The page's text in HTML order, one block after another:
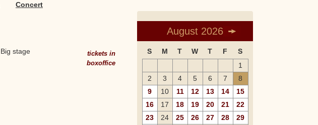
Concert
Big stage
tickets in
boxoffice
August 2026
S M T W T F
S
1
2
3 4 5 6 7
8
9
10 11 12 13 14
15
16
17 18 19 20 21
22
23
24 25 26 27 28
29